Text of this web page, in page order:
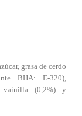
grasa de cerdo
BHA: E-320),
vainilla (0,2%) y